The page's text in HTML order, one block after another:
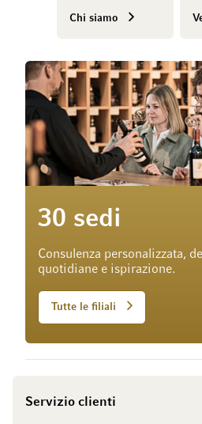
Chi siamo
30 sedi
Consulenza personalizzata,
quotidiane e ispirazione.
Tutte le filiali
Servizio clienti